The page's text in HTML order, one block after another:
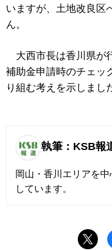
いますが、土地改良区
ん。
大西市長は香川県が
補助金申請時のチェッ
り組む考えを示しまし
執筆：KSB報
岡山・香川エリアを
しています。